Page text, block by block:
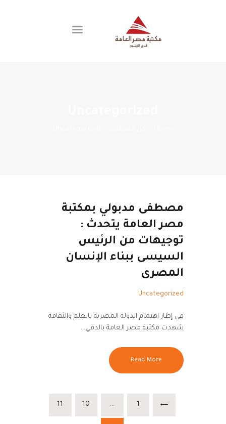
مصطفى مدبولي بمكتبة
مصر العامة يتحدث :
توجيهات من الرئيس
السيسى ببناء الإنسان
المصرى
Uncategorized
في إطار اهتمام الدولة المصرية بالعلم والثقافة
شهدت مكتبة مصر العامة بالدقي…
Read More
تعدد
صفحات
PAGE1
…
PAGE
10
PAGE
11